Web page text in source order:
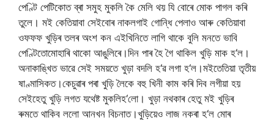
পেণ্টি পেটিকোত ব্ৰা সমুহ মুকলি কৈ মেলি থয় যি বোৰে মোক পাগল কৰি
তুলে। মই কেতিয়াবা সেইবোৰ নাকলগাই গোন্ধি পেলাও আৰু কেতিয়াবা
ওফফফ খুড়িৰ তলৰ অংশ কন এইখিনিতে লাগি থাকে বুলি মনতে ভাবি
পেণ্টিতোমোহাৰি থাকো আঙুলিৰে।দিন পাৰ হৈ গৈ থাকিল খুড়ি মাক হ‘ল।
অনাকাঙ্খিত ভাৱে সেই সময়তে খুড়া বদলি হ‘ৱ লগা হ‘ল।মইতেতিয়া তৃতীয়
ষাণ্মাসিকত।কেচুৱাৰ পৰা খুড়ি লৈকে বহু খিনী কাম কৰি দিব লগীয়া হয়
সেইহেতু খুড়ি লগত যথেষ্ট মুকলিহ‘লো। খুড়া নথকাৰ হেতু মই খুড়িৰ
ৰুমতে থাকিব ললো আনখন বিচনাত।খুড়িয়েও লাজ নকৰা হ‘ল মোৰ